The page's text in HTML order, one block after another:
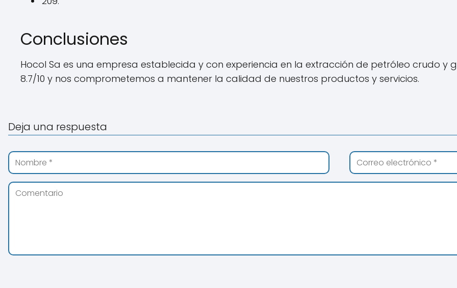
Conclusiones
Hocol Sa es una empresa establecida y con experiencia en la extracción de petróleo crudo y
8.7/10 y nos comprometemos a mantener la calidad de nuestros productos y servicios.
Deja una respuesta